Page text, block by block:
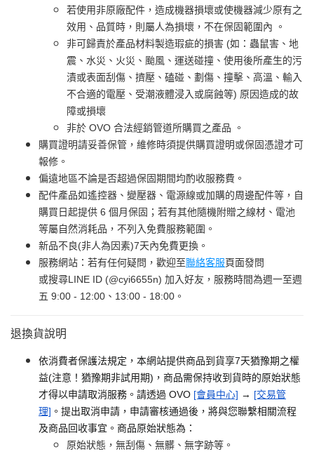
若使用非原廠配件，造成機器損壞或使機器減少原有之
效用、品質時，則屬人為損壞，不在保固範圍內 。
非可歸責於產品材料製造瑕疵的損害 (如：蟲鼠害、地
震、水災、火災、颱風、運送碰撞、使用後所產生的污
漬或表面刮傷、擠壓、磕碰、劃傷、撞擊、高溫、輸入
不合適的電壓、受潮液體浸入或腐蝕等) 原因造成的故
障或損壞
非於 OVO 合法經銷管道所購買之產品 。
購買證明請妥善保管，維修時須提供購買證明或保固憑證才可
報修。
偏遠地區不論是否超過保固期間均酌收服務費。
配件產品如遙控器、變壓器、電源線或加購的周邊配件等，自
購買日起提供 6 個月保固；若有其他隨機附贈之線材、電池
等屬自然消耗品，不列入免費服務範圍。
新品不良(非人為因素)7天內免費更換。
服務網站：若有任何疑問，歡迎至聯絡客服頁面發問
或搜尋LINE ID (@cyi6655n) 加入好友，服務時間為週一至週
五 9:00 - 12:00、13:00 - 18:00。
退換貨說明
依消費者保護法規定，本網站提供商品到貨享7天猶豫期之權
益(注意！猶豫期非試用期)，商品需保持收到貨時的原始狀態
才得以申請取消服務。請透過 OVO [會員中心] → [交易管
理] 。提出取消申請，申請審核通過後，將與您聯繫相關流程
及商品回收事宜。商品原始狀態為：
原始狀態，無刮傷、無髒、無字跡等。